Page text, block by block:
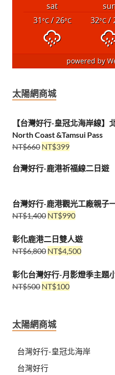
sat
31°C/ 26°C 32°C/
powered by
太陽網商城
【台灣好行-皇冠北海岸線】
North Coast &Tamsui Pass
NT$660 NT$399
台灣好行-鹿港祈福線二日遊
台灣好行-鹿港觀光工廠親子
NT$1,400 NT$990
彰化鹿港二日雙人遊
NT$6,800 NT$4,500
彰化台灣好行-月影燈季主題
NT$500 NT$100
太陽網商城
台灣好行-皇冠北海岸
台灣好行